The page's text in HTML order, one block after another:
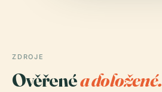
ZDROJE
Ověřenéa doložené.